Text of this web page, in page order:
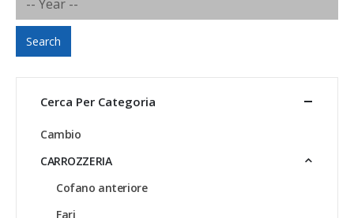
Search
Cerca Per Categoria
Cambio
CARROZZERIA
Cofano anteriore
Fari